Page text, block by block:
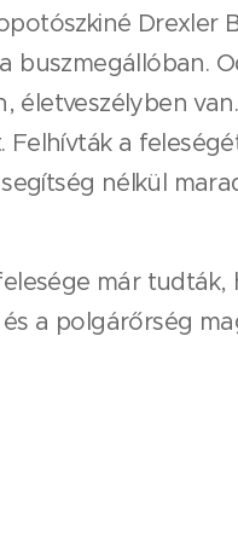
Drexler
buszmegállóban.
életveszélyben
a
nélkül
már tudták,
a polgárőrség